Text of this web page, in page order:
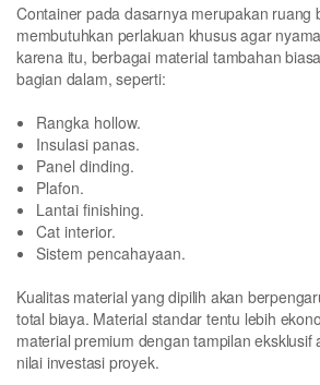
Container pada dasarnya merupakan ruang
membutuhkan perlakuan khusus agar
karena itu, berbagai material tambahan
bagian dalam, seperti:
Rangka hollow.
Insulasi panas.
Panel dinding.
Plafon.
Lantai finishing.
Cat interior.
Sistem pencahayaan.
Kualitas material yang dipilih akan
total biaya. Material standar tentu lebih
material premium dengan tampilan eksklusif
nilai investasi proyek.